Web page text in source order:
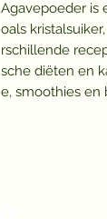
Agavepoeder is
oals
rschillende
sche diëten en
e, smoothies en